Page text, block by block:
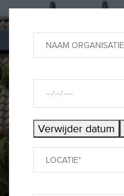
Verwijder datum